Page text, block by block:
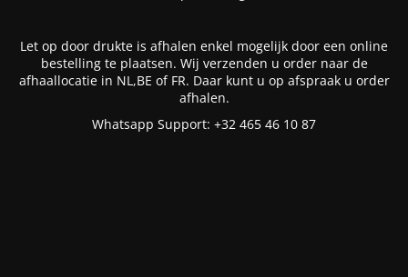
Let op door drukte is afhalen enkel mogelijk door een online
bestelling te plaatsen. Wij verzenden u order naar de
afhaallocatie in NL,BE of FR. Daar kunt u op afspraak u order
afhalen.
Whatsapp Support: +32 465 46 10 87